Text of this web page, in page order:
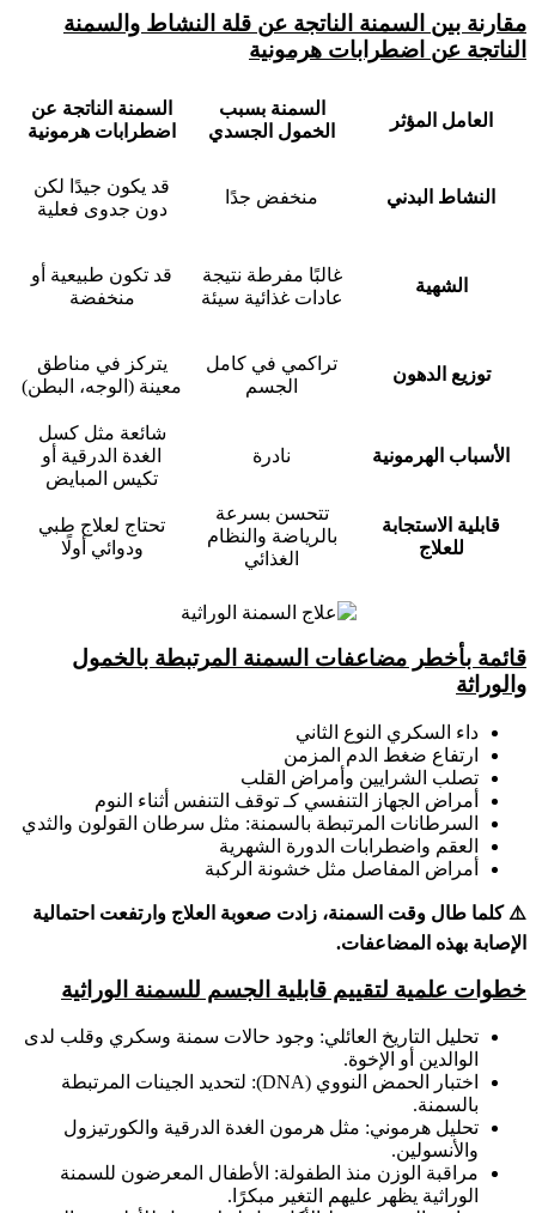
مقارنة بين السمنة الناتجة عن قلة النشاط والسمنة
الناتجة عن اضطرابات هرمونية
العامل المؤثر
السمنة بسبب
الخمول الجسدي
السمنة الناتجة عن
اضطرابات هرمونية
النشاط البدني منخفض جدًا
قد يكون جيدًا لكن
دون جدوى فعلية
الشهية
غالبًا مفرطة نتيجة
عادات غذائية سيئة
قد تكون طبيعية أو
منخفضة
توزيع الدهون
تراكمي في كامل
الجسم
يتركز في مناطق
معينة (الوجه، البطن)
الأسباب الهرمونية نادرة
شائعة مثل كسل
الغدة الدرقية أو
تكيس المبايض
قابلية الاستجابة
للعلاج
تتحسن بسرعة
بالرياضة والنظام
الغذائي
تحتاج لعلاج طبي
ودوائي أولًا
قائمة بأخطر مضاعفات السمنة المرتبطة بالخمول
والوراثة
داء السكري النوع الثاني
ارتفاع ضغط الدم المزمن
تصلب الشرايين وأمراض القلب
أمراض الجهاز التنفسي كـ توقف التنفس أثناء النوم
السرطانات المرتبطة بالسمنة: مثل سرطان القولون والثدي
العقم واضطرابات الدورة الشهرية
أمراض المفاصل مثل خشونة الركبة
⚠️ كلما طال وقت السمنة، زادت صعوبة العلاج وارتفعت احتمالية
الإصابة بهذه المضاعفات.
خطوات علمية لتقييم قابلية الجسم للسمنة الوراثية
تحليل التاريخ العائلي: وجود حالات سمنة وسكري وقلب لدى
الوالدين أو الإخوة.
اختبار الحمض النووي (DNA): لتحديد الجينات المرتبطة
بالسمنة.
تحليل هرموني: مثل هرمون الغدة الدرقية والكورتيزول
والأنسولين.
مراقبة الوزن منذ الطفولة: الأطفال المعرضون للسمنة
الوراثية يظهر عليهم التغير مبكرًا.